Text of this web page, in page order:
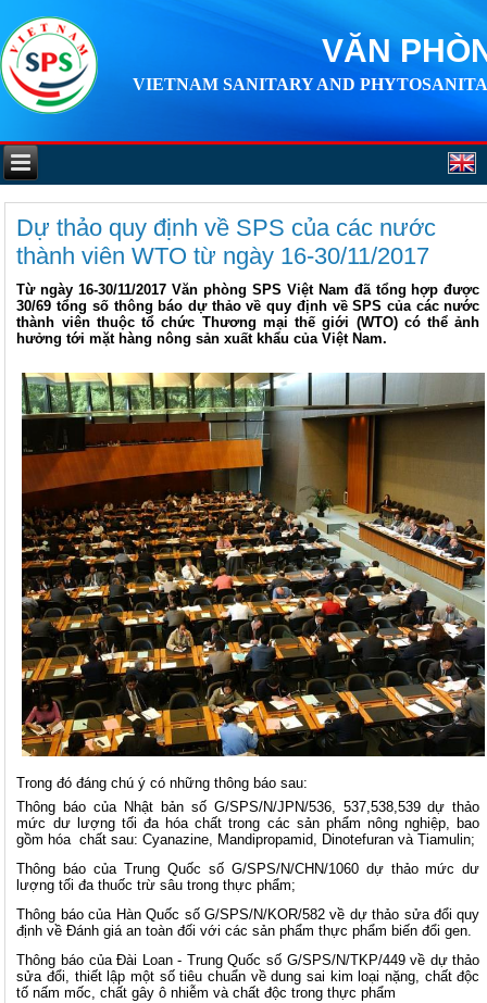
VĂN
VIETNAM SANITARY AND
Dự thảo quy định về SPS của các nước
thành viên WTO từ ngày 16-30/11/2017
Từ ngày 16-30/11/2017 Văn phòng SPS Việt Nam đã tổng hợp được
30/69 tổng số thông báo dự thảo về quy định về SPS của các nước
thành viên thuộc tổ chức Thương mại thế giới (WTO) có thể ảnh
hưởng tới mặt hàng nông sản xuất khẩu của Việt Nam.
Trong đó đáng chú ý có những thông báo sau:
Thông báo của Nhật bản số G/SPS/N/JPN/536, 537,538,539 dự thảo
mức dư lượng tối đa hóa chất trong các sản phẩm nông nghiệp, bao
gồm hóa chất sau: Cyanazine, Mandipropamid, Dinotefuran và Tiamulin;
Thông báo của Trung Quốc số G/SPS/N/CHN/1060 dự thảo mức dư
lượng tối đa thuốc trừ sâu trong thực phẩm;
Thông báo của Hàn Quốc số G/SPS/N/KOR/582 về dự thảo sửa đổi quy
định về Đánh giá an toàn đối với các sản phẩm thực phẩm biến đổi gen.
Thông báo của Đài Loan - Trung Quốc số G/SPS/N/TKP/449 về dự thảo
sửa đổi, thiết lập một số tiêu chuẩn về dung sai kim loại nặng, chất độc
tố nấm mốc, chất gây ô nhiễm và chất độc trong thực phẩm